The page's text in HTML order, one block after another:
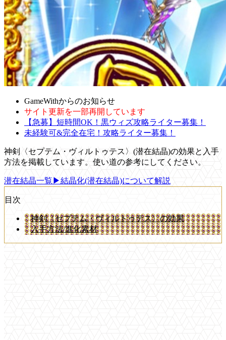
GameWithからのお知らせ
サイト更新を一部再開しています
【急募】短時間OK！黒ウィズ攻略ライター募集！
未経験可&完全在宅！攻略ライター募集！
神剣〈セプテム・ヴィルトゥテス〉(潜在結晶)の効果と入手
方法を掲載しています。使い道の参考にしてください。
潜在結晶一覧 ▶結晶化(潜在結晶)について解説
目次
神剣〈セプテム・ヴィルトゥテス〉の効果
入手方法/進化素材